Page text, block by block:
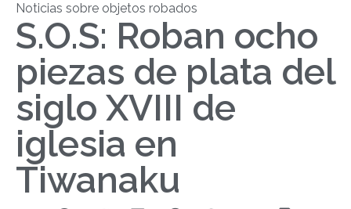
Noticias sobre objetos robados
S.O.S: Roban ocho
piezas de plata del
siglo XVIII de
iglesia en
Tiwanaku